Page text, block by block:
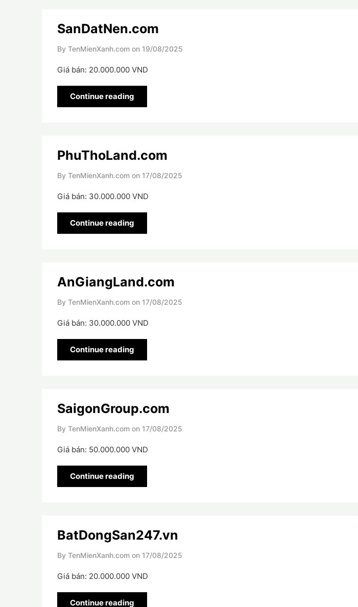
SanDatNen.com
By TenMienXanh.com on 19/08/2025
Giá bán: 20.000.000 VND
Continue reading
PhuThoLand.com
By TenMienXanh.com on 17/08/2025
Giá bán: 30.000.000 VND
Continue reading
AnGiangLand.com
By TenMienXanh.com on 17/08/2025
Giá bán: 30.000.000 VND
Continue reading
SaigonGroup.com
By TenMienXanh.com on 17/08/2025
Giá bán: 50.000.000 VND
Continue reading
BatDongSan247.vn
By TenMienXanh.com on 17/08/2025
Giá bán: 20.000.000 VND
Continue reading